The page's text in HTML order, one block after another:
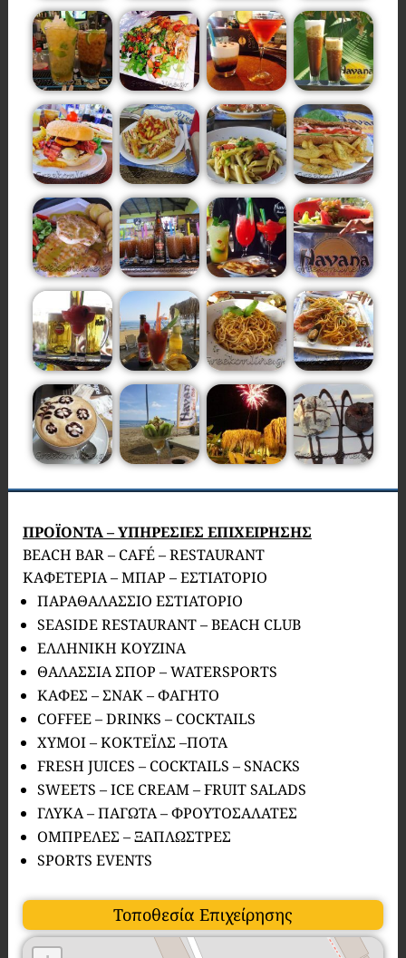
ΠΡΟΪΟΝΤΑ – ΥΠΗΡΕΣΙΕΣ ΕΠΙΧΕΙΡΗΣΗΣ
BEACH BAR – CAFÉ – RESTAURANT
ΚΑΦΕΤΕΡΙΑ – ΜΠΑΡ – ΕΣΤΙΑΤΟΡΙΟ
ΠΑΡΑΘΑΛΑΣΣΙΟ ΕΣΤΙΑΤΟΡΙΟ
SEASIDE RESTAURANT – BEACH CLUB
ΕΛΛΗΝΙΚΗ ΚΟΥΖΙΝΑ
ΘΑΛΑΣΣΙΑ ΣΠΟΡ – WATERSPORTS
ΚΑΦΕΣ – ΣΝΑΚ – ΦΑΓΗΤΟ
COFFEE – DRINKS – COCKTAILS
ΧΥΜΟΙ – ΚΟΚΤΕΪΛΣ –ΠΟΤΑ
FRESH JUICES – COCKTAILS – SNACKS
SWEETS – ICE CREAM – FRUIT SALADS
ΓΛΥΚΑ – ΠΑΓΩΤΑ – ΦΡΟΥΤΟΣΑΛΑΤΕΣ
ΟΜΠΡΕΛΕΣ – ΞΑΠΛΩΣΤΡΕΣ
SPORTS EVENTS
Τοποθεσία Επιχείρησης